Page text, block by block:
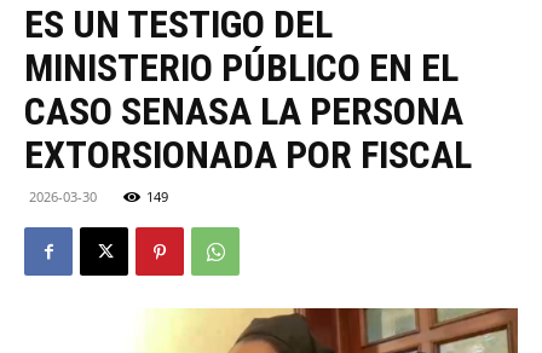
ES UN TESTIGO DEL
MINISTERIO PÚBLICO EN EL
CASO SENASA LA PERSONA
EXTORSIONADA POR FISCAL
2026-03-30 149